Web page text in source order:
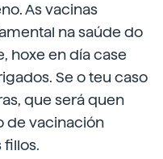
As vacinas
na saúde do
hoxe en día case
Se o teu caso
que será quen
de vacinación
fillos.